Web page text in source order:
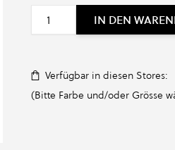
IN DEN
Verfügbar in diesen Stores:
(Bitte Farbe und/oder Grösse